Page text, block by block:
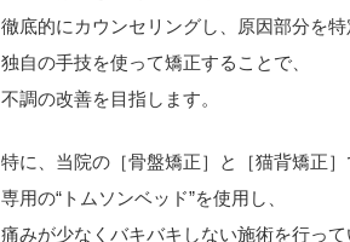
徹底的にカウンセリングし、原因部分を特
独自の手技を使って矯正することで、
不調の改善を目指します。
特に、当院の［骨盤矯正］と［猫背矯正］
専用の“トムソンベッド”を使用し、
痛みが少なくバキバキしない施術を行って